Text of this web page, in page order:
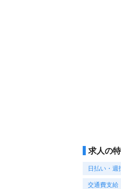
求人の
日払い・週
交通費支給